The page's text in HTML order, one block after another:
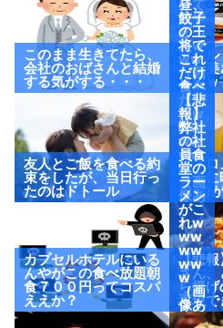
このまま生きてたら、
会社のおばさんと結婚
する気がする・・・
ヤクル
野友
ｗｗｗ
友人とご飯を食べる約
束をしたが、当日行っ
たのはドトール
けて
来や
がっ
たw
ww
（画
像あ
り）
【メロ
まみに
(2歳)
カプセルホテルにいる
んやがこの食べ放題朝
食７００円ってコスパ
ええか？
昼、
餃子
の王
将で
これ
だけ
食べ
たっ
たw
ww
ww
ww
w
（画
像あ
り）
【悲報
さん、
ら揚
再現で
【悲
報】
弊社
の社
員食
堂の
ラー
メン
がこ
れw
ww
ww
ww
w
（画
像あ
り）